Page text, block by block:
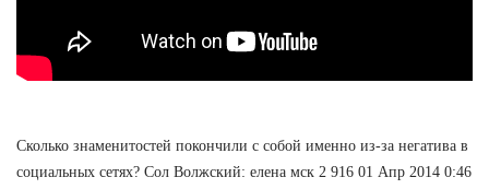
Сколько знаменитостей покончили с собой именно из-за негатива в
социальных сетях? Сол Волжский: елена мск 2 916 01 Апр 2014 0:46